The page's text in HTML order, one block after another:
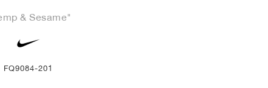
& Sesame"
FQ9084-201